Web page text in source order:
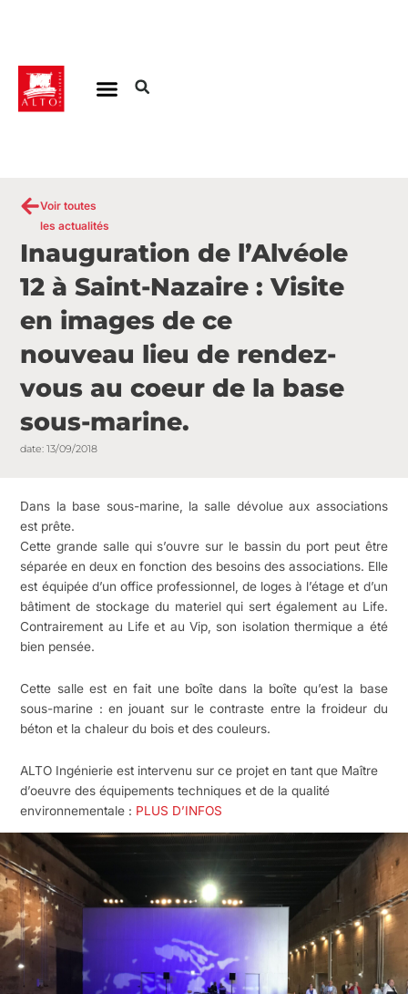
Voir toutes
les actualités
Inauguration de l’Alvéole
12 à Saint-Nazaire : Visite
en images de ce
nouveau lieu de rendez-
vous au coeur de la base
sous-marine.
date: 13/09/2018
Dans la base sous-marine, la salle dévolue aux associations
est prête.
Cette grande salle qui s’ouvre sur le bassin du port peut être
séparée en deux en fonction des besoins des associations. Elle
est équipée d’un office professionnel, de loges à l’étage et d’un
bâtiment de stockage du materiel qui sert également au Life.
Contrairement au Life et au Vip, son isolation thermique a été
bien pensée.
Cette salle est en fait une boîte dans la boîte qu’est la base
sous-marine : en jouant sur le contraste entre la froideur du
béton et la chaleur du bois et des couleurs.
ALTO Ingénierie est intervenu sur ce projet en tant que Maître
d’oeuvre des équipements techniques et de la qualité
environnementale : PLUS D’INFOS